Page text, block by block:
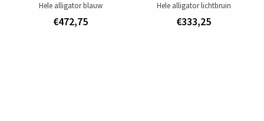
Hele alligator blauw
€472,75
Hele alligator lichtbruin
€333,25